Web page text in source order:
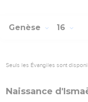
Genèse 16
Seuls les Évangiles sont
Naissance